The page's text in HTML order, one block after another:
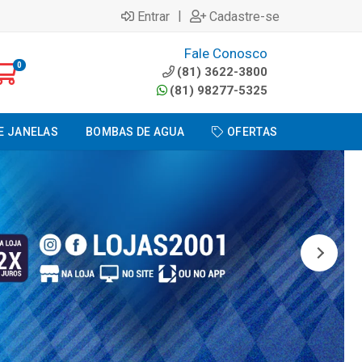
Entrar | Cadastre-se
0
Fale Conosco
(81) 3622-3800
(81) 98277-5325
JANELAS BOMBAS DE AGUA OFERTAS